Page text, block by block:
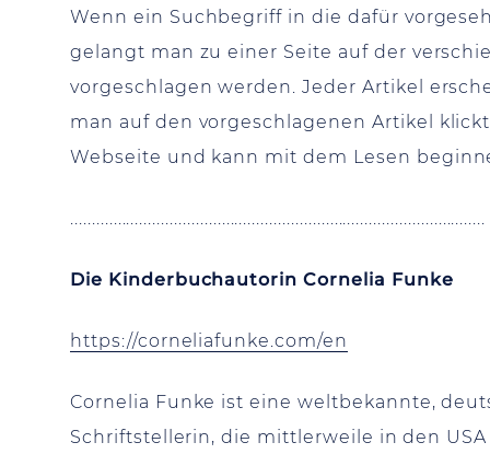
Wenn ein Suchbegriff in die dafür
gelangt man zu einer Seite auf der
vorgeschlagen werden. Jeder Artikel
man auf den vorgeschlagenen Artikel
Webseite und kann mit dem Lesen
................................................................................................
Die Kinderbuchautorin Cornelia Funke
https://corneliafunke.com/en
Cornelia Funke ist eine weltbekannte,
Schriftstellerin, die mittlerweile in den